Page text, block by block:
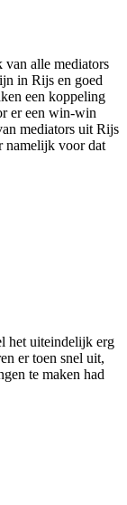
alle mediators
in Rijs en goed
een koppeling
er een win-win
mediators uit Rijs
namelijk voor dat
het uiteindelijk erg
er toen snel uit,
te maken had